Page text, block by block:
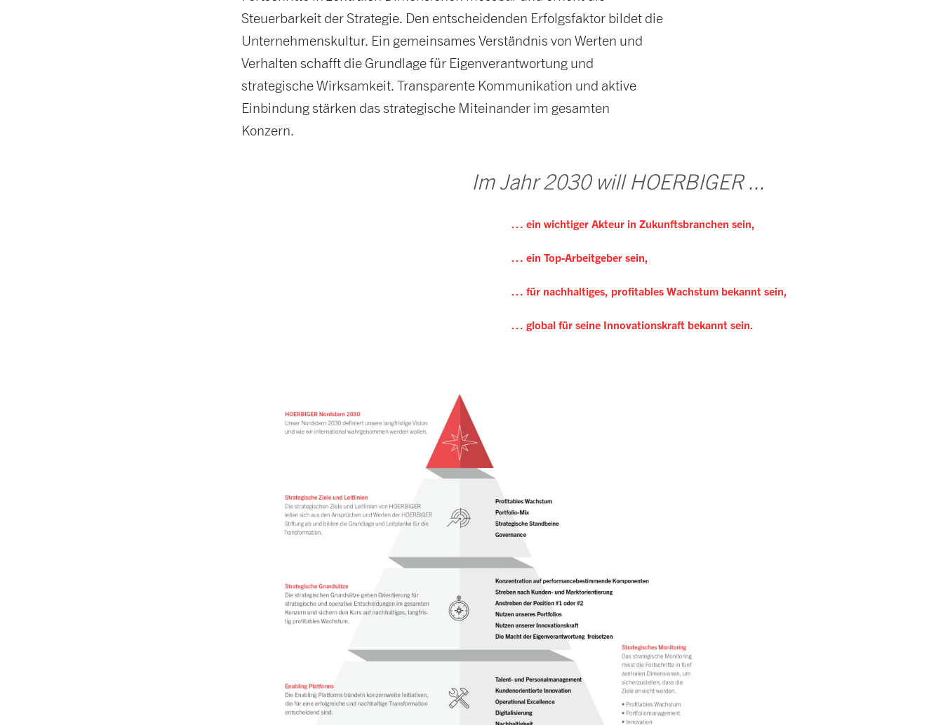
Steuerbarkeit der Strategie. Den entscheidenden Erfolgsfaktor bildet die
Unternehmenskultur. Ein gemeinsames Verständnis von Werten und
Verhalten schafft die Grundlage für Eigenverantwortung und
strategische Wirksamkeit. Transparente Kommunikation und aktive
Einbindung stärken das strategische Miteinander im gesamten
Konzern.
Im Jahr 2030 will HOERBIGER ...
… ein wichtiger Akteur in Zukunftsbranchen sein,
… ein Top-Arbeitgeber sein,
… für nachhaltiges, profitablesWachstum bekannt sein,
… global für seine Innovationskraft bekannt sein.